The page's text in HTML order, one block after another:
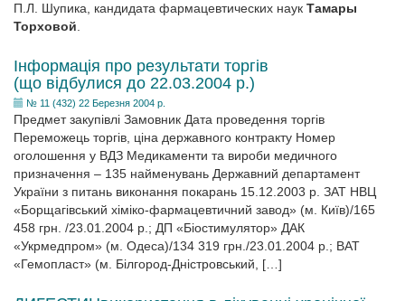
П.Л. Шупика, кандидата фармацевтических наук Тамары
Торховой
Інформація про результати торгів
(що відбулися до 22.03.2004 р.)
№ 11 (432) 22 Березня 2004 р.
Предмет закупівлі Замовник Дата проведення торгів
Переможець торгів, ціна державного контракту Номер
оголошення у ВДЗ Медикаменти та вироби медичного
призначення – 135 найменувань Державний департамент
України з питань виконання покарань 15.12.2003 р. ЗАТ НВЦ
«Борщагівський хіміко-фармацевтичний завод» (м. Київ)/165
458 грн. /23.01.2004 р.; ДП «Біостимулятор» ДАК
«Укрмедпром» (м. Одеса)/134 319 грн./23.01.2004 р.; ВАТ
«Гемопласт» (м. Білгород-Дністровський, […]